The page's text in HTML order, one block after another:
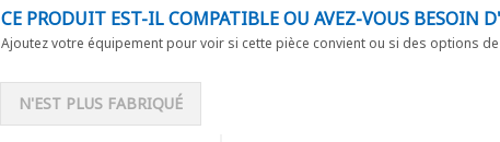
CE PRODUIT EST-IL COMPATIBLE OU AVEZ-VOUS BESOIN
Ajoutez votre équipement pour voir si cette pièce convient ou si des options
N'EST PLUS FABRIQUÉ